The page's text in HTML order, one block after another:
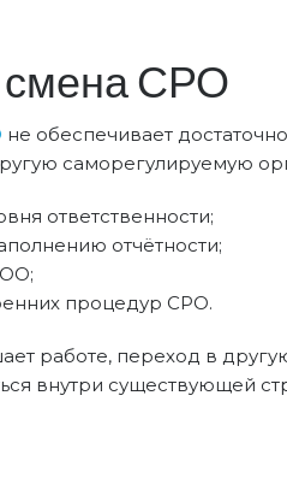
смена СРО
не обеспечивает
саморегулируемую
ответственности;
отчётности;
процедур СРО.
работе, переход в
внутри существующей